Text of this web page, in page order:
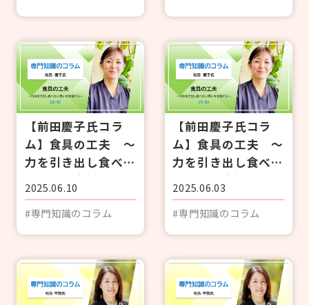
【前田慶子氏コラ
ム】食具の工夫 ～
力を引き出し食べた
い思いを支援する～
〈2/3〉
2025.06.10
#専門知識のコラム
【前田慶子氏コラ
ム】食具の工夫 ～
力を引き出し食べた
い思いを支援する～
〈1/3〉
2025.06.03
#専門知識のコラム